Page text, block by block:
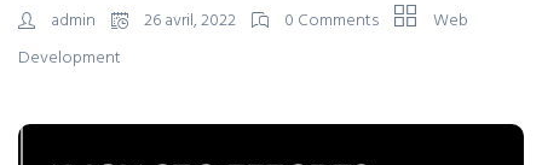
admin 26 avril, 2022 0 Comments
Web
Development